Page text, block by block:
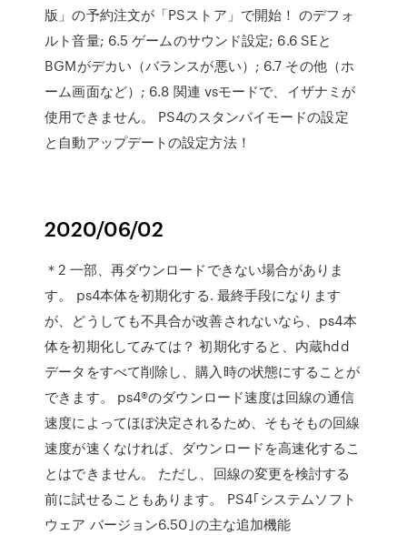
版」の予約注文が「PSストア」で開始！ のデフォ
ルト音量; 6.5 ゲームのサウンド設定; 6.6 SEと
BGMがデカい（バランスが悪い）; 6.7 その他（ホ
ーム画面など）; 6.8 関連 vsモードで、イザナミが
使用できません。 PS4のスタンバイモードの設定
と自動アップデートの設定方法！
2020/06/02
＊2 一部、再ダウンロードできない場合がありま
す。 ps4本体を初期化する. 最終手段になります
が、どうしても不具合が改善されないなら、ps4本
体を初期化してみては？ 初期化すると、内蔵hdd
データをすべて削除し、購入時の状態にすることが
できます。 ps4®のダウンロード速度は回線の通信
速度によってほぼ決定されるため、そもそもの回線
速度が速くなければ、ダウンロードを高速化するこ
とはできません。 ただし、回線の変更を検討する
前に試せることもあります。 PS4｢システムソフト
ウェア バージョン6.50｣の主な追加機能